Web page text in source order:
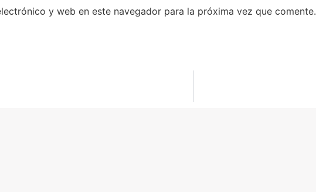
y web en este navegador para la próxima vez que comente.